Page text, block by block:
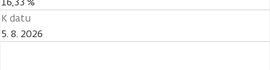
K datu
5. 8. 2026